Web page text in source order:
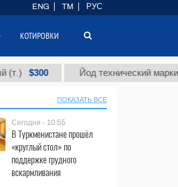
Йод технический марки "А" (т.)
ПОКАЗАТЬ ВСЕ
Сегодня - 10:55
В Туркменистане прошёл
«круглый стол» по
поддержке грудного
вскармливания
ENG TM РУС
КОТИРОВКИ